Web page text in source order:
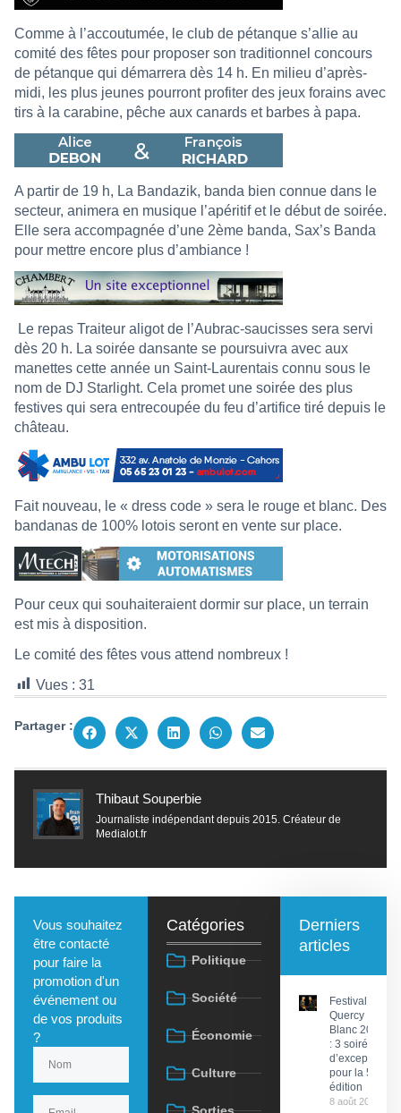
Comme à l’accoutumée, le club de pétanque s’allie au
comité des fêtes pour proposer son traditionnel concours
de pétanque qui démarrera dès 14 h. En milieu d’après-
midi, les plus jeunes pourront profiter des jeux forains avec
tirs à la carabine, pêche aux canards et barbes à papa.
A partir de 19 h, La Bandazik, banda bien connue dans le
secteur, animera en musique l’apéritif et le début de soirée.
Elle sera accompagnée d’une 2ème banda, Sax’s Banda
pour mettre encore plus d’ambiance !
Le repas Traiteur aligot de l’Aubrac-saucisses sera servi
dès 20 h. La soirée dansante se poursuivra avec aux
manettes cette année un Saint-Laurentais connu sous le
nom de DJ Starlight. Cela promet une soirée des plus
festives qui sera entrecoupée du feu d’artifice tiré depuis le
château.
Fait nouveau, le « dress code » sera le rouge et blanc. Des
bandanas de 100% lotois seront en vente sur place.
Pour ceux qui souhaiteraient dormir sur place, un terrain
est mis à disposition.
Le comité des fêtes vous attend nombreux !
Vues : 31
Partager :
Thibaut Souperbie
Journaliste indépendant depuis 2015. Créateur de
Medialot.fr
Vous souhaitez
être contacté
pour faire la
promotion d'un
événement ou
de vos produits
?
Catégories
Politique
Société
Économie
Culture
Derniers
articles
Festival du
Quercy
Blanc 2026
: 3 soirées
d’exception
pour la 58e
édition
8 août 2026